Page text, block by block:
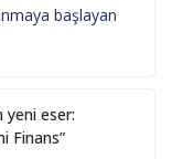
başlayan
yeni eser:
Finans”